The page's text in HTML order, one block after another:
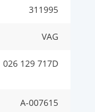
311995
VAG
026 129 717D
A-007615